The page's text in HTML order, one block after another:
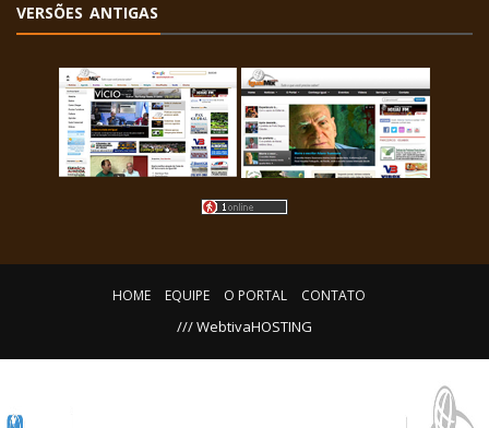
VERSÕES ANTIGAS
HOME EQUIPE O PORTAL CONTATO
/// WebtivaHOSTING